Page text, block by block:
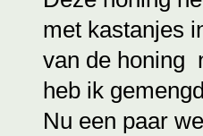
met kastanjes
van de honing
heb ik
Nu een paar